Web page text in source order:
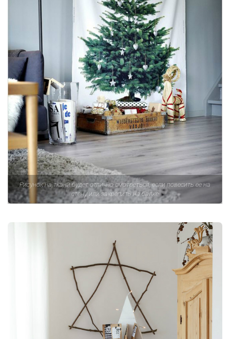
Рисунок на ткани будет отлично смотреться, если повесить ее на
стену или закрепить на балке